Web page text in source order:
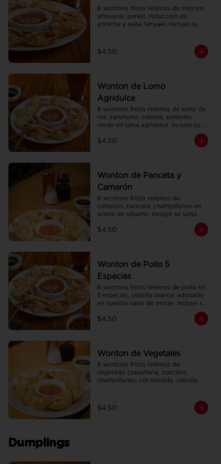
8 wontons fritos rellenos de chorizo
artesanal, perejil, reducción de
sriracha y salsa teriyaki. Incluye su
$4.50
Wonton de Lomo
Agridulce
8 wontons fritos rellenos de lomo de
res, zanahoria, cebolla, pimiento
verde en salsa agridulce. Incluye su
$4.50
Wonton de Panceta y
Camarón
8 wontons fritos rellenos de
camarón, panceta, champiñones en
aceite de sésamo. Incluye su salsa
$4.50
Wonton de Pollo 5
Especias
8 wontons fritos rellenos de pollo en
5 especias, cebolla blanca, adobado
en nuestra salsa de ostras. Incluye su
$4.50
Wonton de Vegetales
8 wontons fritos rellenos de
vegetales (zanahoria, zucchini,
champiñones, col morada, cebolla
$4.50
Dumplings